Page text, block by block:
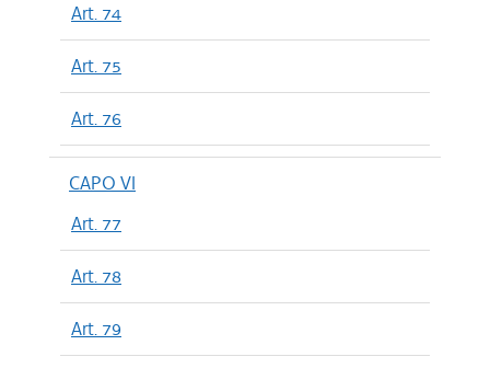
Art. 74
Art. 75
Art. 76
CAPO VI
Art. 77
Art. 78
Art. 79